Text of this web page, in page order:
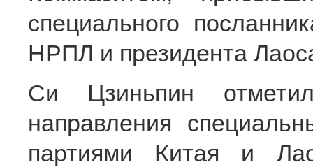
специального
НРПЛ и президента
Си Цзиньпин
направления
партиями Китая и